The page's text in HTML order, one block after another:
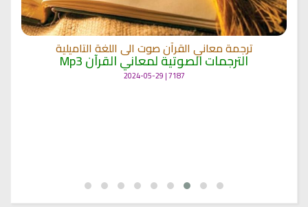
ترجمة معاني القرآن صوت الى اللغة التاميلية
الترجمات الصوتية لمعاني القرآن Mp3
7187 | 2024-05-29